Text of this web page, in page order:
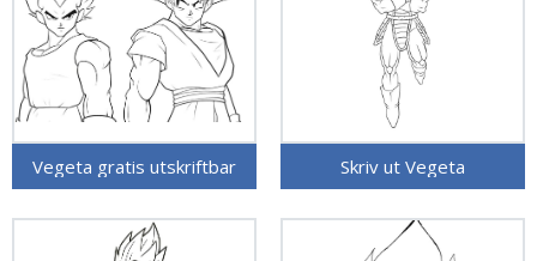
Vegeta gratis utskriftbar Skriv ut Vegeta